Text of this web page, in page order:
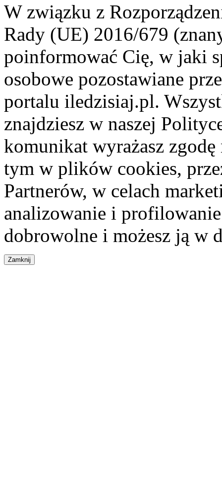
W związku z
Rady (UE) 2016/679
poinformować Cię, w jaki
osobowe pozostawiane
portalu iledzisiaj.pl.
znajdziesz w naszej
komunikat wyrażasz
tym w plików cookies,
Partnerów, w celach
analizowanie i
dobrowolne i możesz ją w